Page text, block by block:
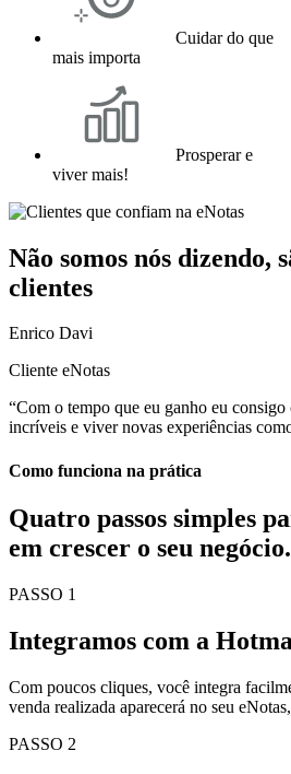
Cuidar do que
mais importa
Prosperar e
viver mais!
Não somos nós dizendo,
clientes
Enrico Davi
Cliente eNotas
“Com o tempo que eu ganho eu
incríveis e viver novas experiências
Como funciona na prática
Quatro passos simples
em crescer o seu negócio.
PASSO 1
Integramos com a
Com poucos cliques, você integra
venda realizada aparecerá no seu eNotas,
PASSO 2